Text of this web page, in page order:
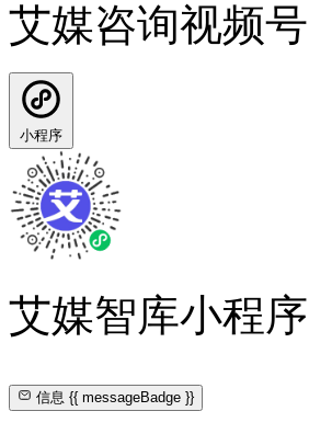
艾媒咨询视频号
小程序
艾媒智库小程序
信息{{ messageBadge }}